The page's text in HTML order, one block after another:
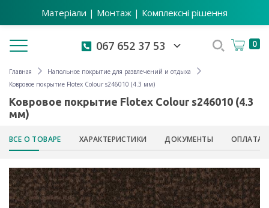
Матеріали | Монтаж | Комплексні рішення
Toggle navigation 067 652 37 53 0
Главная
Напольное покрытие для развлечений и отдыха
Ковровое покрытие Flotex Colour s246010 (4.3 мм)
Ковровое покрытие Flotex Colour s246010 (4.3
мм)
ВСЕ О ТОВАРЕ ХАРАКТЕРИСТИКИ ДОКУМЕНТЫ ОПЛАТА